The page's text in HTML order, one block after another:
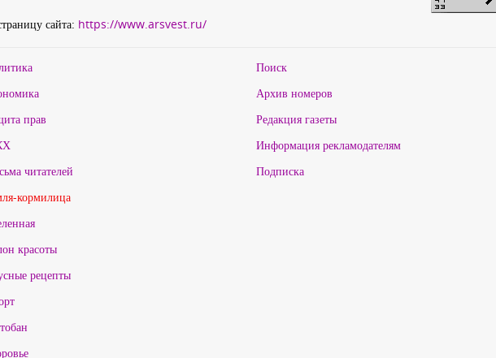
сайта: https://www.arsvest.ru/
прав
читателей
кормилица
красоты
рецепты
Поиск
Архив номеров
Редакция газеты
Информация рекламодателям
Подписка